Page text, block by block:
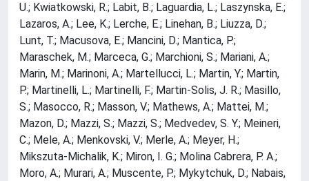
U.; Kwiatkowski, R.; Labit, B.; Laguardia, L.; Laszynska, E.;
Lazaros, A.; Lee, K.; Lerche, E.; Linehan, B.; Liuzza, D.;
Lunt, T.; Macusova, E.; Mancini, D.; Mantica, P.;
Maraschek, M.; Marceca, G.; Marchioni, S.; Mariani, A.;
Marin, M.; Marinoni, A.; Martellucci, L.; Martin, Y.; Martin,
P.; Martinelli, L.; Martinelli, F.; Martin-Solis, J. R.; Masillo,
S.; Masocco, R.; Masson, V.; Mathews, A.; Mattei, M.;
Mazon, D.; Mazzi, S.; Mazzi, S.; Medvedev, S. Y.; Meineri,
C.; Mele, A.; Menkovski, V.; Merle, A.; Meyer, H.;
Mikszuta-Michalik, K.; Miron, I. G.; Molina Cabrera, P. A.;
Moro, A.; Murari, A.; Muscente, P.; Mykytchuk, D.; Nabais,